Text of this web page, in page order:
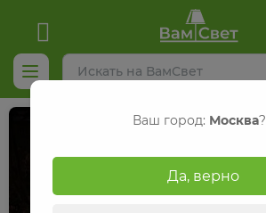
Ваш город: Москва?
Да, верно